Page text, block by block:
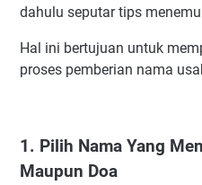
Rekomendasi Nama
1. Aasiyah
2. Afdhol
dahulu seputar tips
Hal ini bertujuan untuk
proses pemberian nama
1. Pilih Nama Yang
Maupun Doa